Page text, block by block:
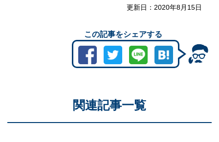
更新日： 2020年8月15日
この記事をシェアする
関連記事一覧